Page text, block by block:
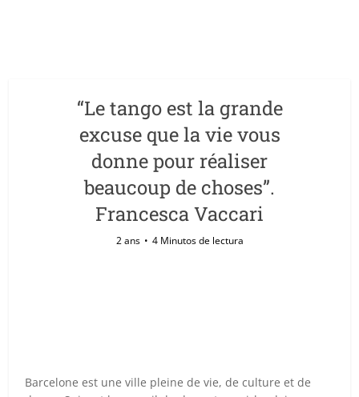
“Le tango est la grande
excuse que la vie vous
donne pour réaliser
beaucoup de choses”.
Francesca Vaccari
2 ans 4 Minutos de lectura
Barcelone est une ville pleine de vie, de culture et de